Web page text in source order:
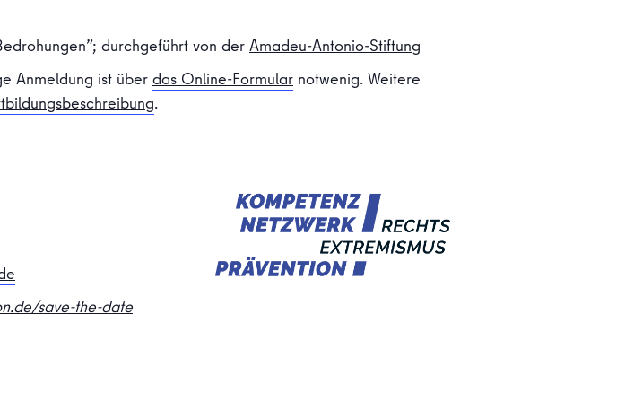
durchgeführt von der Amadeu-Antonio-Stiftung
Anmeldung ist über das Online-Formular notwenig. Weitere
.
save-the-date